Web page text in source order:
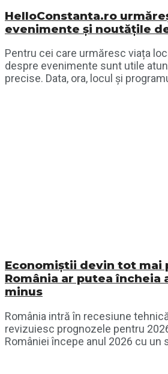
HelloConstanta.ro
evenimente și noutățile
Pentru cei care urmăresc viața
despre evenimente sunt utile
precise. Data, ora, locul și
Economiștii devin tot mai
România ar putea încheia
minus
România intră în recesiune
revizuiesc prognozele pentru
României începe anul 2026 cu un